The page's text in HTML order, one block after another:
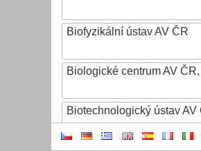
Biofyzikální ústav AV ČR
Biologické centrum AV
Biotechnologický ústav AV